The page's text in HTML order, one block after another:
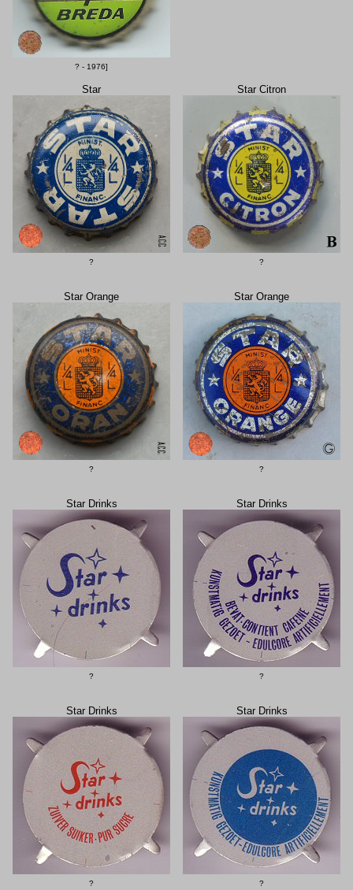
? - 1976]
Star
?
Star Citron
?
Star Orange
?
Star Orange
?
Star Drinks
?
Star Drinks
?
Star Drinks
?
Star Drinks
?